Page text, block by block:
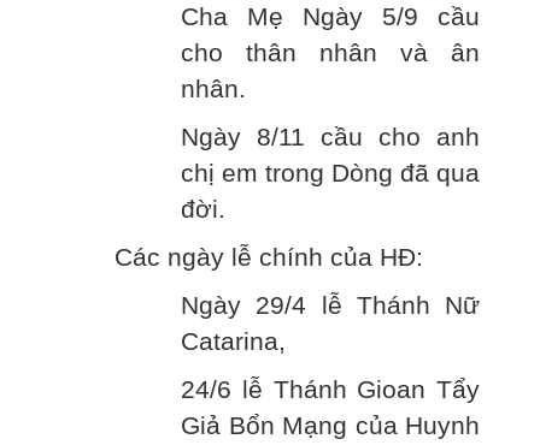
Cha Mẹ Ngày 5/9 cầu
cho thân nhân và ân
nhân.
Ngày 8/11 cầu cho anh
chị em trong Dòng đã qua
đời.
Các ngày lễ chính của HĐ:
Ngày 29/4 lễ Thánh Nữ
Catarina,
24/6 lễ Thánh Gioan Tẩy
Giả Bổn Mạng của Huynh